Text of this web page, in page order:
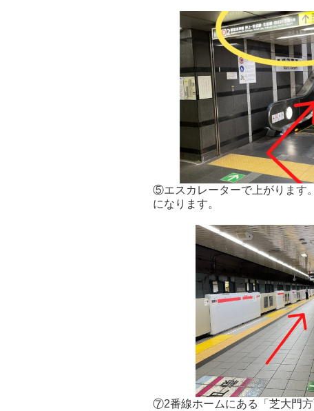
⑤エスカレーターで上がります
になります。
⑦2番線ホームにある「芝大門方